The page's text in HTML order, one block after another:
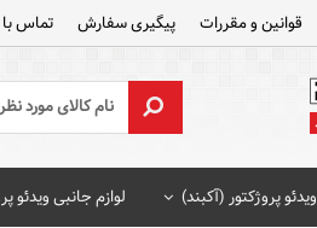
قوانین و مقررات پیگیری سفارش تماس با
ویدئو پروژکتور (آکبند) لوازم جانبی ویدئو